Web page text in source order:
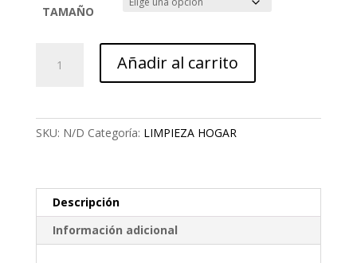
TAMAÑO
LÍQUIDO
Añadir al carrito
SKU: N/D Categoría: LIMPIEZA HOGAR
Descripción
Información adicional